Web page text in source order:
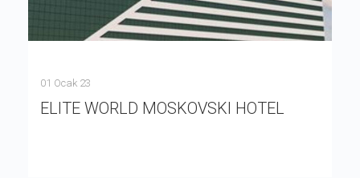
01 Ocak 23
ELITE WORLD MOSKOVSKI HOTEL